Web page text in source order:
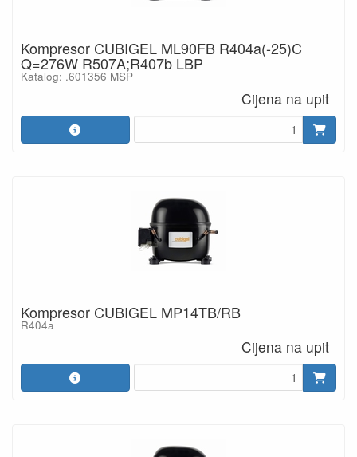
Kompresor CUBIGEL ML90FB R404a(-25)C
Q=276W R507A;R407b LBP
Katalog: .601356 MSP
Cijena na upit
Kompresor CUBIGEL MP14TB/RB
R404a
Cijena na upit